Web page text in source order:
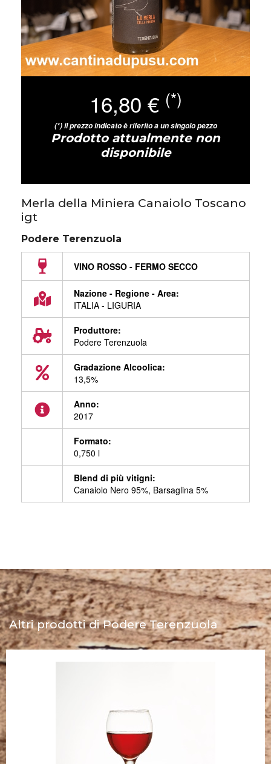
16,80 € (*)
(*) il prezzo indicato è riferito a un singolo pezzo
Prodotto attualmente non
disponibile
Merla della Miniera Canaiolo Toscano
igt
Podere Terenzuola
VINO ROSSO - FERMO SECCO
Nazione - Regione - Area:
ITALIA - LIGURIA
Produttore:
Podere Terenzuola
Gradazione Alcoolica:
13,5%
Anno:
2017
Formato:
0,750 l
Blend di più vitigni:
Canaiolo Nero 95%, Barsaglina 5%
Altri prodotti di Podere Terenzuola